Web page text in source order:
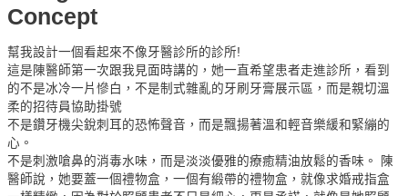
Concept
幫我設計一個看起來不像牙醫診所的診所!
這是陳醫師第一次跟我見面時講的，她一直希望患者走進診所，看到
的不是冰冷一片慘白，不是制式雜亂的牙刷牙膏展示區，而是親切溫
柔的招待員協助掛號
不是鑽牙機尖銳刺耳的恐怖聲音，而是飄揚著溫和輕音樂緩和緊繃的
心。
不是刺激嗆鼻的消毒水味，而是淡淡優雅的療癒精油放鬆的香味。 陳
醫師說，她要蓋一個禮物盒，一個有緞帶的禮物盒，就像求婚戒指盒